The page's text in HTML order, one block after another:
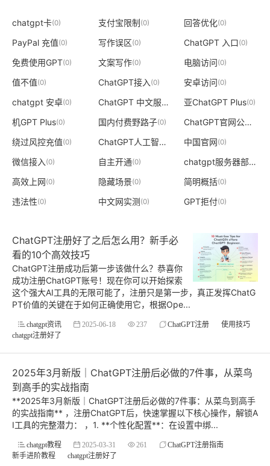
chatgpt卡(0) 支付宝限制(0) 回答优化(0)
PayPal 充值(0) 写作误区(0) ChatGPT 入口(0)
免费使用GPT(0) 文案写作(0) 电脑访问(0)
值不值(0) ChatGPT接入 (0) 安卓访问(0)
chatgpt 安卓(0) ChatGPT 中文服务 亚ChatGPT Plus(0)
机GPT Plus(0) 国内付费野路子(0) ChatGPT官网公告
绕过风控充值(0) ChatGPT人工智能股票 (0)
中国官网(0)
微信接入 (0) 自主开通(0) chatgpt服务器部署
高效上网(0) 隐藏场景(0) 简明概括(0)
违法性(0) 中文网实测(0) GPT拒付(0)
ChatGPT注册好了之后怎么用？新手必
看的10个高效技巧
ChatGPT注册成功后第一步该做什么？恭喜你
成功注册ChatGPT账号！现在你可以开始探索
这个强大AI工具的无限可能了，注册只是第一步，真正发挥ChatG
PT价值的关键在于如何正确使用它，根据Ope...
chatgpt资讯 2025-06-18 237 ChatGPT注册
使用技巧
chatgpt注册好了
2025年3月新版｜ChatGPT注册后必做的7件事，从菜鸟
到高手的实战指南
**2025年3月新版｜ChatGPT注册后必做的7件事：从菜鸟到高手
的实战指南** ，注册ChatGPT后，快速掌握以下核心操作，解锁A
I工具的完整潜力： ，1. **个性化配置**：在设置中绑...
chatgpt教程 2025-03-31 261
ChatGPT注册指南
新手进阶教程
chatgpt注册好了